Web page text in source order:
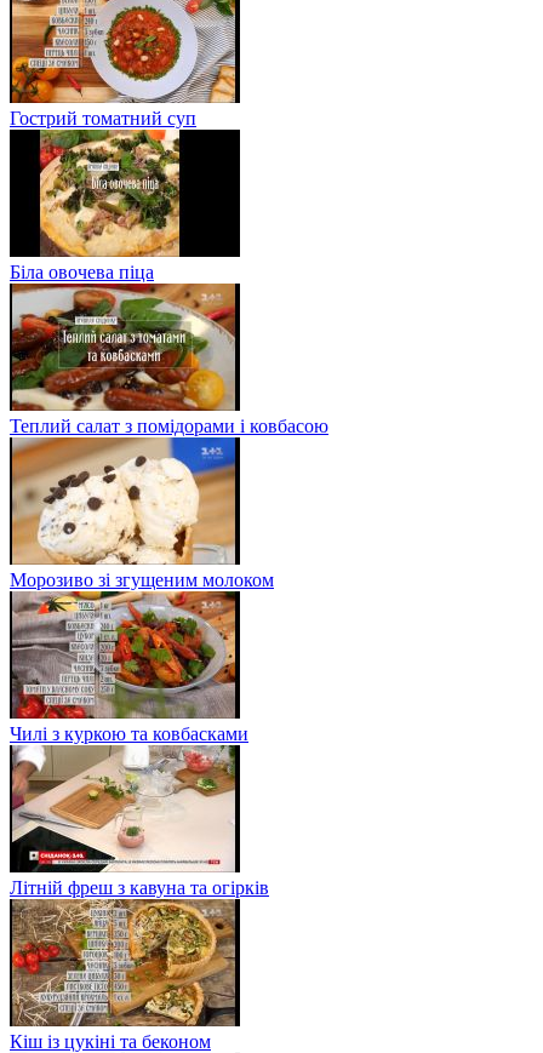
Гострий томатний суп
Біла овочева піца
Теплий салат з помідорами і ковбасою
Морозиво зі згущеним молоком
Чилі з куркою та ковбасками
Літній фреш з кавуна та огірків
Кіш із цукіні та беконом